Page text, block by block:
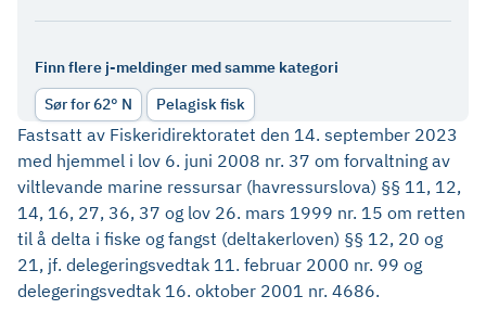
Finn flere j-meldinger med samme kategori
Sør for 62° N
Pelagisk fisk
Fastsatt av Fiskeridirektoratet den 14. september 2023
med hjemmel i lov 6. juni 2008 nr. 37 om forvaltning av
viltlevande marine ressursar (havressurslova) §§ 11, 12,
14, 16, 27, 36, 37 og lov 26. mars 1999 nr. 15 om retten
til å delta i fiske og fangst (deltakerloven) §§ 12, 20 og
21, jf. delegeringsvedtak 11. februar 2000 nr. 99 og
delegeringsvedtak 16. oktober 2001 nr. 4686.